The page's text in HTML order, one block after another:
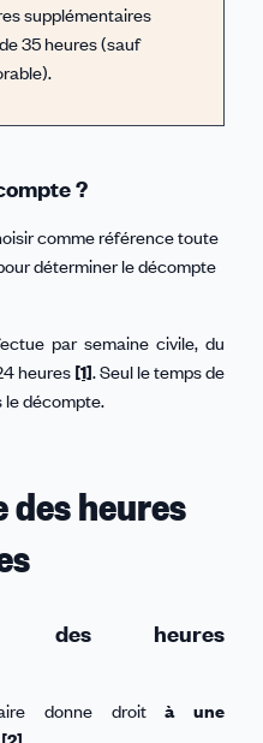
supplémentaires
35 heures (sauf
?
comme référence toute
déterminer le décompte
par semaine civile, du
heures [1]. Seul le temps de
décompte.
heures
des heures
donne droità une